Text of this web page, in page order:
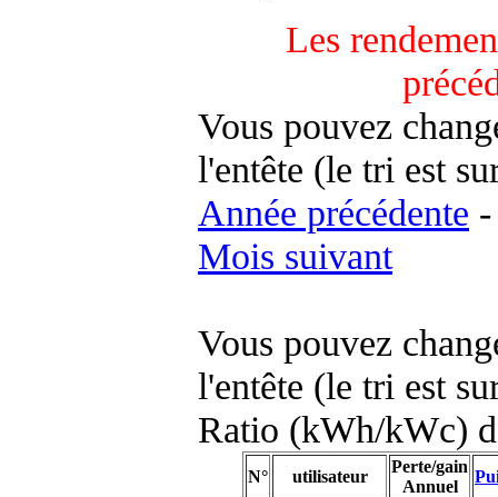
Les
Vous pouvez
l'entête (le tri est
Année précédente -
Mois suivant
Vous pouvez
l'entête (le tri est
Ratio (kWh/kWc)
N° utilisateur
Perte/gain
Annuel